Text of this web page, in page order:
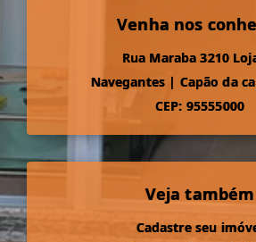
Venha nos
Rua Maraba 3210
Navegantes | Capão da
CEP: 95555000
Veja também
Cadastre seu